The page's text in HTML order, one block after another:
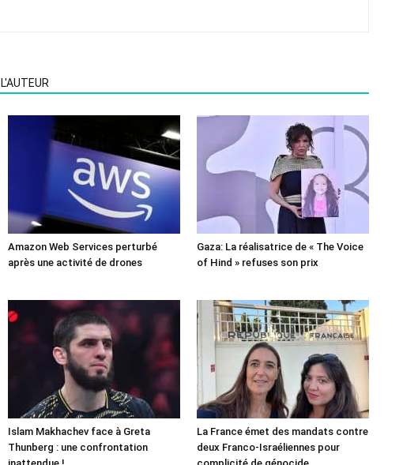
Amazon Web Services perturbé
après une activité de drones
Gaza: La réalisatrice de « The Voice
of Hind » refuses son prix
Islam Makhachev face à Greta
Thunberg : une confrontation
La France émet des mandats contre
deux Franco-Israéliennes pour